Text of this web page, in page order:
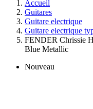
Accueil
Guitares
Guitare electrique
Guitare electrique
FENDER Chrissie
Blue Metallic
Nouveau